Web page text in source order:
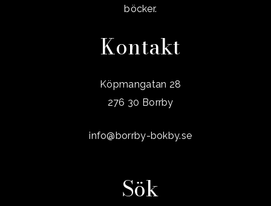
böcker.
Kontakt
Köpmangatan 28
276 30 Borrby
info@borrby-bokby.se
Sök